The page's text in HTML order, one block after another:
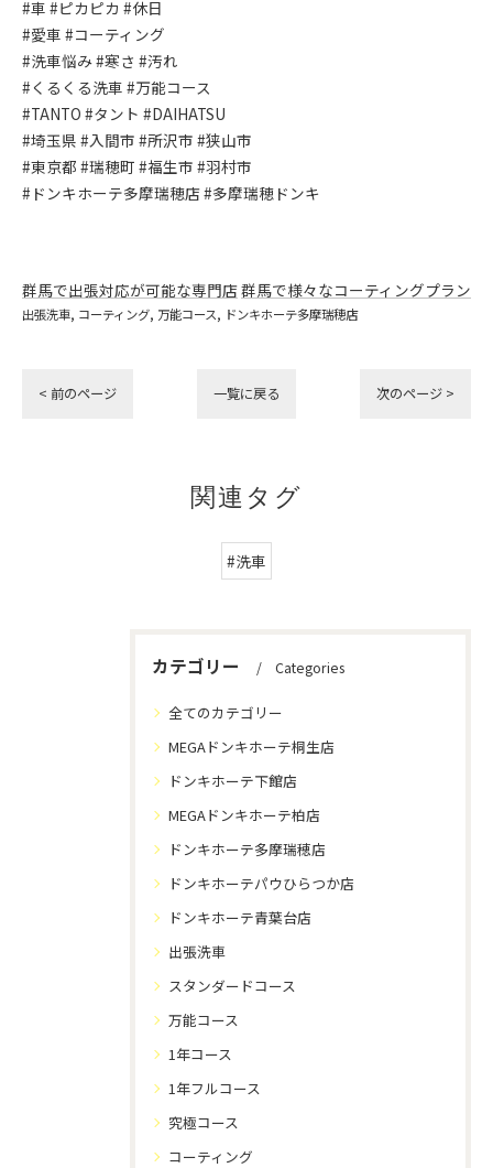
#車 #ピカピカ #休日
#愛車 #コーティング
#洗車悩み #寒さ #汚れ
#くるくる洗車 #万能コース
#TANTO #タント #DAIHATSU
#埼玉県 #入間市 #所沢市 #狭山市
#東京都 #瑞穂町 #福生市 #羽村市
#ドンキホーテ多摩瑞穂店 #多摩瑞穂ドンキ
群馬で出張対応が可能な専門店群馬で様々なコーティングプラン
出張洗車 コーティング 万能コース ドンキホーテ多摩瑞穂店
< 前のページ 一覧に戻る 次のページ >
関連タグ
#洗車
カテゴリー Categories
全てのカテゴリー
MEGAドンキホーテ桐生店
ドンキホーテ下館店
MEGAドンキホーテ柏店
ドンキホーテ多摩瑞穂店
ドンキホーテパウひらつか店
ドンキホーテ青葉台店
出張洗車
スタンダードコース
万能コース
1年コース
1年フルコース
究極コース
コーティング